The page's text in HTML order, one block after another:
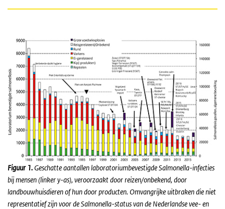
Figuur 1. Geschatte aantallen laboratoriumbevestigdeSalmonella-infecties
bij mensen (linker y-as), veroorzaakt door reizen/onbekend, door
landbouwhuisdieren of hun door producten. Omvangrijke uitbraken die niet
representatief zijn voor deSalmonella-status van de Nederlandse vee- en